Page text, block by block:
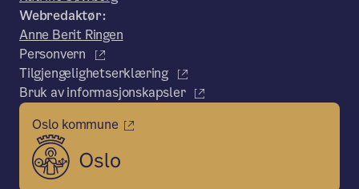
Webredaktør:
Anne Berit Ringen
Personvern
Tilgjengelighetserklæring
Bruk av informasjonskapsler
Oslo kommune